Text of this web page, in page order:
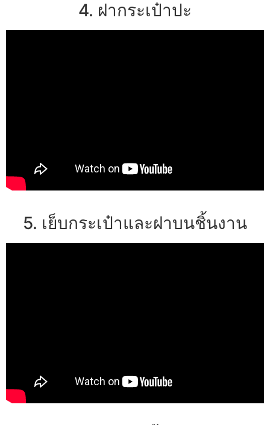
4. ฝากระเป๋าปะ
5. เย็บกระเป๋าและฝาบนชิ้นงาน